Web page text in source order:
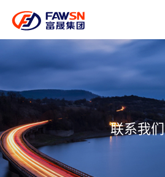
联系我们